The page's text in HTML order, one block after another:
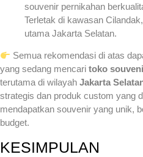
souvenir pernikahan
Terletak di kawasan
utama Jakarta Selatan.
Semua rekomendasi di atas
yang sedang mencari toko
terutama di wilayah Jakarta
strategis dan produk custom yang
mendapatkan souvenir yang unik,
budget.
KESIMPULAN